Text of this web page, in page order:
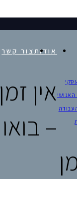
אודותצור קשר
אין זמן
– בואו